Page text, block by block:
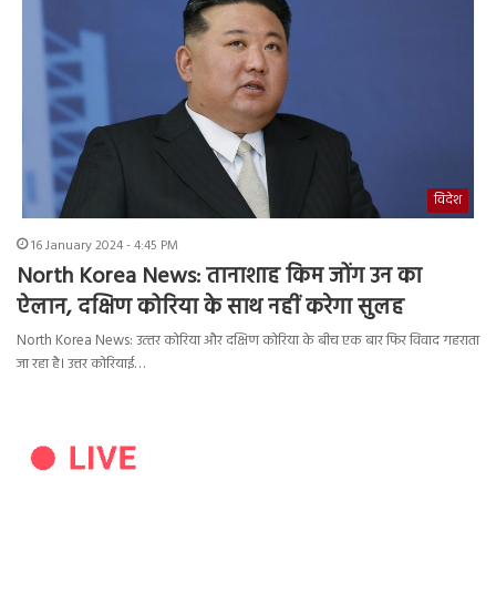
विदेश
16 January 2024 - 4:45 PM
North Korea News: तानाशाह किम जोंग उन का
ऐलान, दक्षिण कोरिया के साथ नहीं करेगा सुलह
North Korea News: उत्‍तर कोरिया और दक्षिण कोरिया के बीच एक बार फिर विवाद गहराता
जा रहा है। उत्तर कोरियाई…